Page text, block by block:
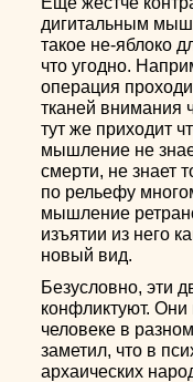
дигитальным
такое не-яблоко
что угодно.
операция
тканей внимания
тут же приходит
мышление не
смерти, не знает
по рельефу
мышление
изъятии из него
новый вид.
Безусловно, эти
конфликтуют.
человеке в
заметил, что в
архаических